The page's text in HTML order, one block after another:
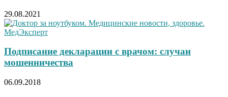
29.08.2021
Подписание декларации с врачом: случаи
мошенничества
06.09.2018